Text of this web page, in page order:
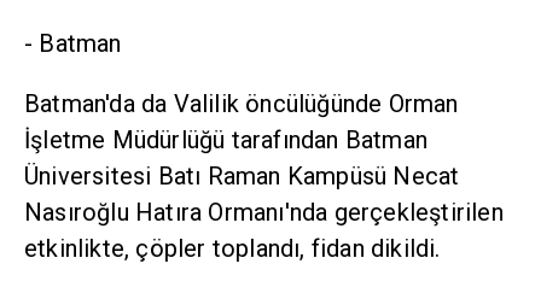
- Batman
Batman'da da Valilik öncülüğünde Orman
İşletme Müdürlüğü tarafından Batman
Üniversitesi Batı Raman Kampüsü Necat
Nasıroğlu Hatıra Ormanı'nda gerçekleştirilen
etkinlikte, çöpler toplandı, fidan dikildi.